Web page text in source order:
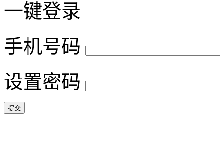
一键登录
手机号码
设置密码